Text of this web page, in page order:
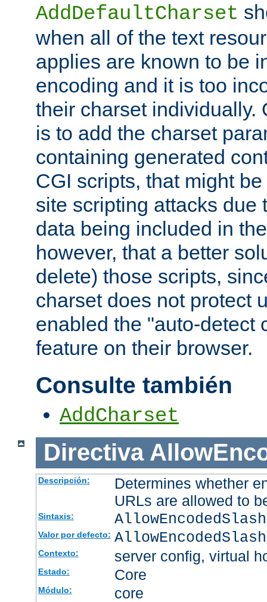
AddDefaultCharset
when all of the text
applies are known to be
encoding and it is too
their charset individually.
is to add the charset
containing generated
CGI scripts, that might
site scripting attacks due
data being included in
however, that a better
delete) those scripts,
charset does not protect
enabled the "auto-detect
feature on their browser.
Consulte también
AddCharset
Directiva
Descripción:
Determines whether
URLs are allowed to
Sintaxis:
Valor por defecto:
Contexto: server config, virtual
Estado: Core
Módulo: core